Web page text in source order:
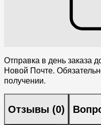
Отправка в день заказа
Новой Почте.
получении.
Отзывы (0)